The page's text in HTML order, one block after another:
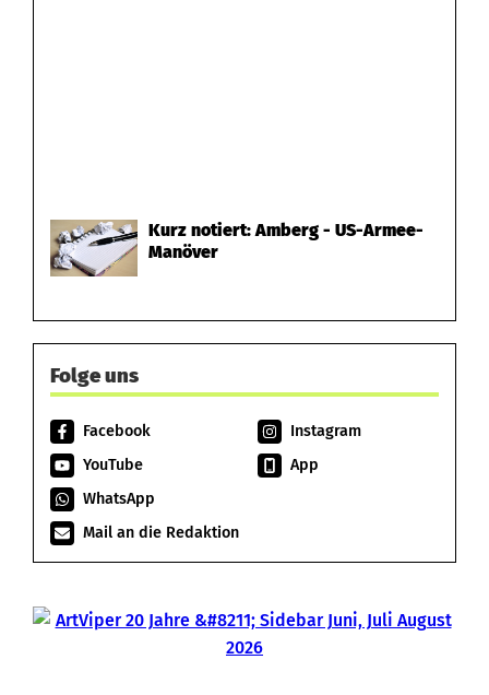
Kurz notiert: Amberg - US-Armee-
Manöver
Folge uns
Facebook
Instagram
YouTube
App
WhatsApp
Mail an die Redaktion